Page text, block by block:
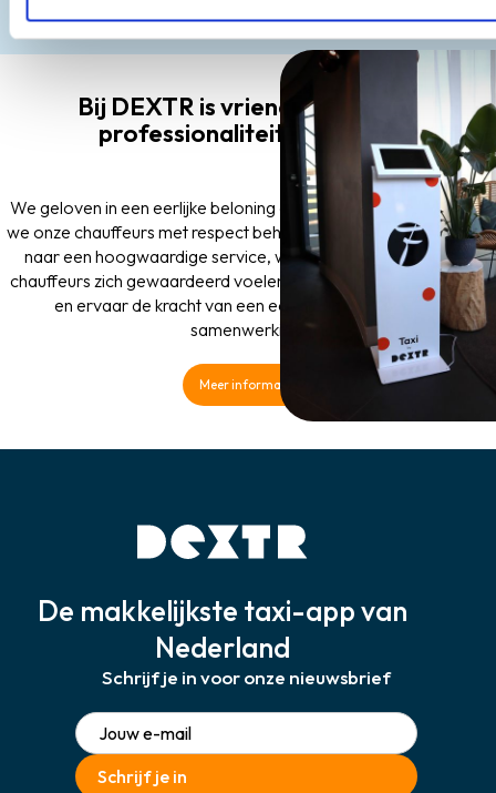
Bij DEXTR is vriendelijkheid en
professionaliteit de sleutel
We geloven in een eerlijke beloning en transparantie, waardoor
we onze chauffeurs met respect behandelen. Samen streven we
naar een hoogwaardige service, waarbij zowel reizigers als
chauffeurs zich gewaardeerd voelen. Maak gebruik van DEXTR
en ervaar de kracht van een eerlijke en respectvolle
samenwerking!
Meer informatie
De makkelijkste taxi-app van
Nederland
Schrijf je in voor onze nieuwsbrief